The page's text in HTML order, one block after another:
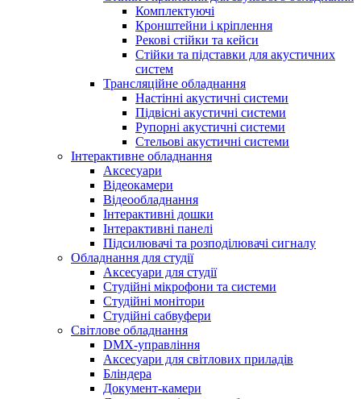
Комплектуючі
Кронштейни і кріплення
Рекові стійки та кейси
Стійки та підставки для акустичних
систем
Трансляційне обладнання
Настінні акустичні системи
Підвісні акустичні системи
Рупорні акустичні системи
Стельові акустичні системи
Інтерактивне обладнання
Аксесуари
Відеокамери
Відеообладнання
Інтерактивні дошки
Інтерактивні панелі
Підсилювачі та розподілювачі сигналу
Обладнання для студії
Аксесуари для студії
Студійні мікрофони та системи
Студійні монітори
Студійні сабвуфери
Світлове обладнання
DMX-управління
Аксесуари для світлових приладів
Бліндера
Документ-камери